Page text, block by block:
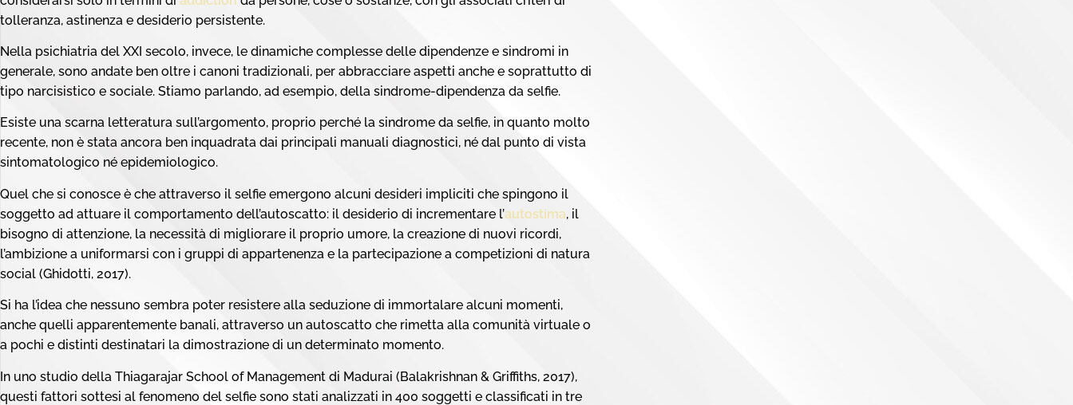
tolleranza, astinenza e desiderio persistente.
Nella psichiatria del XXI secolo, invece, le dinamiche complesse delle dipendenze e sindromi in
generale, sono andate ben oltre i canoni tradizionali, per abbracciare aspetti anche e soprattutto di
tipo narcisistico e sociale. Stiamo parlando, ad esempio, della sindrome-dipendenza da selfie.
Esiste una scarna letteratura sull’argomento, proprio perché la sindrome da selfie, in quanto molto
recente, non è stata ancora ben inquadrata dai principali manuali diagnostici, né dal punto di vista
sintomatologico né epidemiologico.
Quel che si conosce è che attraverso il selfie emergono alcuni desideri impliciti che spingono il
soggetto ad attuare il comportamento dell’autoscatto: il desiderio di incrementare l’autostima, il
bisogno di attenzione, la necessità di migliorare il proprio umore, la creazione di nuovi ricordi,
l’ambizione a uniformarsi con i gruppi di appartenenza e la partecipazione a competizioni di natura
social (Ghidotti, 2017).
Si ha l’idea che nessuno sembra poter resistere alla seduzione di immortalare alcuni momenti,
anche quelli apparentemente banali, attraverso un autoscatto che rimetta alla comunità virtuale o
a pochi e distinti destinatari la dimostrazione di un determinato momento.
In uno studio della Thiagarajar School of Management di Madurai (Balakrishnan & Griffiths, 2017),
questi fattori sottesi al fenomeno del selfie sono stati analizzati in 400 soggetti e classificati in tre